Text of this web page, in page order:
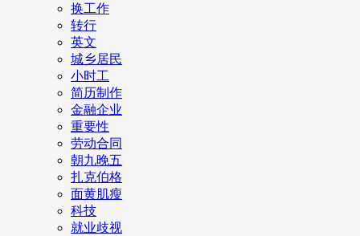
换工作
转行
英文
城乡居民
小时工
简历制作
金融企业
重要性
劳动合同
朝九晚五
扎克伯格
面黄肌瘦
科技
就业歧视